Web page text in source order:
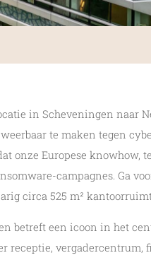
in Scheveningen naar
te maken tegen
onze Europese knowhow,
campagnes. Ga
circa 525 m²
betreft een icoon in het
receptie, vergadercentrum,